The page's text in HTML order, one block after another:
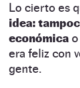
Lo cierto es
idea:
económica
era feliz con
gente.